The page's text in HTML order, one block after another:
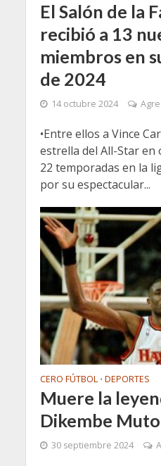
El Salón de la
recibió a 13
miembros en
de 2024
14 octubre 2024
•Entre ellos a Vince
estrella del All-Star en
22 temporadas en la
por su espectacular...
CERO FÚTBOL • DEPORTES
Muere la
Dikembe
30 septiembre 2024